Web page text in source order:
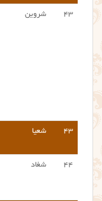
۴۳ شروین
۴۳ شعیا
۴۴ شغاد